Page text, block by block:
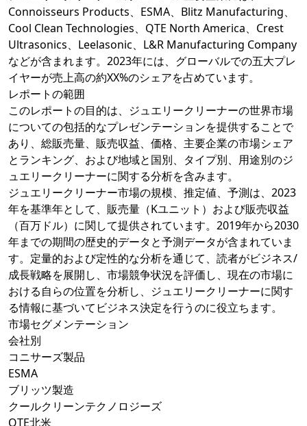
Connoisseurs Products、ESMA、Blitz Manufacturing、
Cool Clean Technologies、QTE North America、Crest
Ultrasonics、Leelasonic、L&R Manufacturing Company
などが含まれます。2023年には、グローバルでの五大プレ
イヤーが売上高の約XX%のシェアを占めています。
レポートの範囲
このレポートの目的は、ジュエリークリーナーの世界市場
についての包括的なプレゼンテーションを提供することで
あり、総販売量、販売収益、価格、主要企業の市場シェア
とランキング、および地域と国別、タイプ別、用途別のジ
ュエリークリーナーに関する分析を含みます。
ジュエリークリーナー市場の規模、推定値、予測は、2023
年を基準年として、販売量（Kユニット）および販売収益
（百万ドル）に関して提供されています。2019年から2030
年までの期間の歴史的データと予測データが含まれていま
す。定量的および定性的な分析を通じて、読者がビジネス/
成長戦略を展開し、市場競争状況を評価し、現在の市場に
おける自らの位置を分析し、ジュエリークリーナーに関す
る情報に基づいてビジネス決定を行うのに役立ちます。
市場セグメンテーション
会社別
コニサーズ製品
ESMA
ブリッツ製造
クールクリーンテクノロジーズ
QTE北米